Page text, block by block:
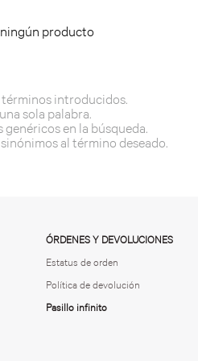
producto
introducidos.
sola palabra.
en la búsqueda.
al término deseado.
ÓRDENES Y DEVOLUCIONES
Estatus de orden
Política de devolución
Pasillo infinito